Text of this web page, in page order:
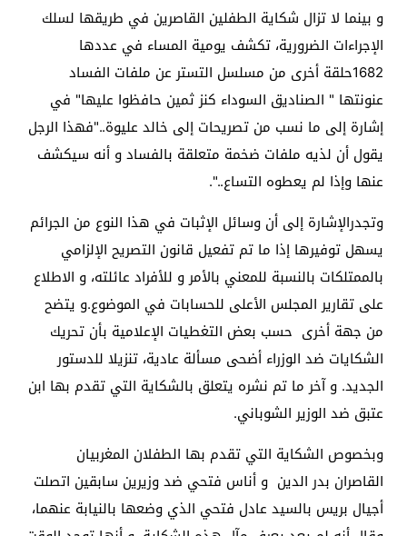
و بينما لا تزال شكاية الطفلين القاصرين في طريقها لسلك
الإجراءات الضرورية، تكشف يومية المساء في عددها
1682حلقة أخرى من مسلسل التستر عن ملفات الفساد
عنونتها " الصناديق السوداء كنز ثمين حافظوا عليها" في
إشارة إلى ما نسب من تصريحات إلى خالد عليوة.."فهذا الرجل
يقول أن لذيه ملفات ضخمة متعلقة بالفساد و أنه سيكشف
عنها وإذا لم يعطوه التساع..".
وتجدرالإشارة إلى أن وسائل الإثبات في هذا النوع من الجرائم
يسهل توفيرها إذا ما تم تفعيل قانون التصريح الإلزامي
بالممتلكات بالنسبة للمعني بالأمر و للأفراد عائلته، و الاطلاع
على تقارير المجلس الأعلى للحسابات في الموضوع.و يتضح
من جهة أخرى حسب بعض التغطيات الإعلامية بأن تحريك
الشكايات ضد الوزراء أضحى مسألة عادية، تنزيلا للدستور
الجديد. و آخر ما تم نشره يتعلق بالشكاية التي تقدم بها ابن
عتبق ضد الوزير الشوباني.
وبخصوص الشكاية التي تقدم بها الطفلان المغربيان
القاصران بدر الدين و أناس فتحي ضد وزيرين سابقين اتصلت
أجيال بريس بالسيد عادل فتحي الذي وضعها بالنيابة عنهما،